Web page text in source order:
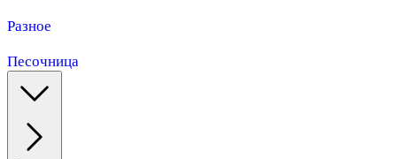
Разное
Песочница